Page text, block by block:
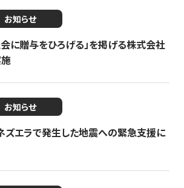
お知らせ
会に贈与をひろげる」を掲げる株式会社
お知らせ
ズエラで発生した地震への緊急支援に